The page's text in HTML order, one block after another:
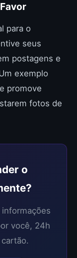
para o
seus
postagens e
exemplo
promove
fotos de
o
informações
você, 24h